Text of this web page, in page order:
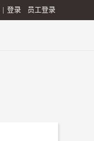
登录 员工登录